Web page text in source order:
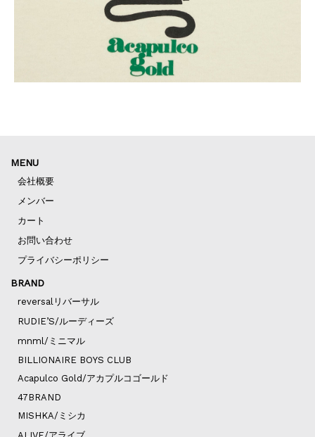
MENU
会社概要
メンバー
カート
お問い合わせ
プライバシーポリシー
BRAND
reversalリバーサル
RUDIE’S/ルーディーズ
mnml/ミニマル
BILLIONAIRE BOYS CLUB
Acapulco Gold/アカプルコゴールド
47BRAND
MISHKA/ミシカ